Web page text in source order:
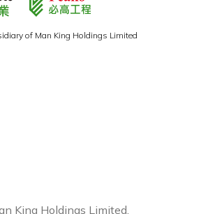
of Man King Holdings Limited
King Holdings Limited.